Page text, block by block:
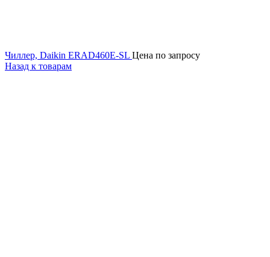
Чиллер, Daikin ERAD460E-SL Цена по запросу
Назад к товарам